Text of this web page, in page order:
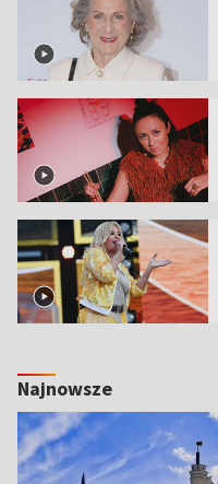
Najnowsze